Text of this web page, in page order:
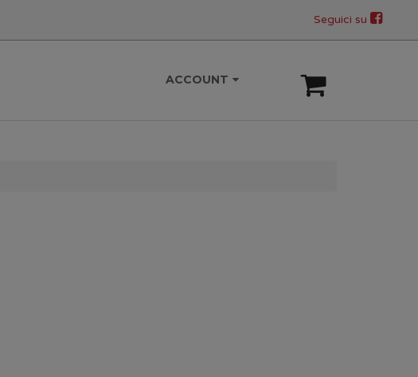
Seguici su
ACCOUNT